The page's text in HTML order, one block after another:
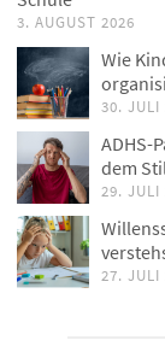
3. AUGUST 2026
Wie
30. JULI
ADHS-
dem
29. JULI
27. JULI